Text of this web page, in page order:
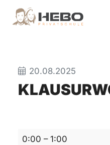
20.08.2025
Klausurwoche
0:00 – 1:00